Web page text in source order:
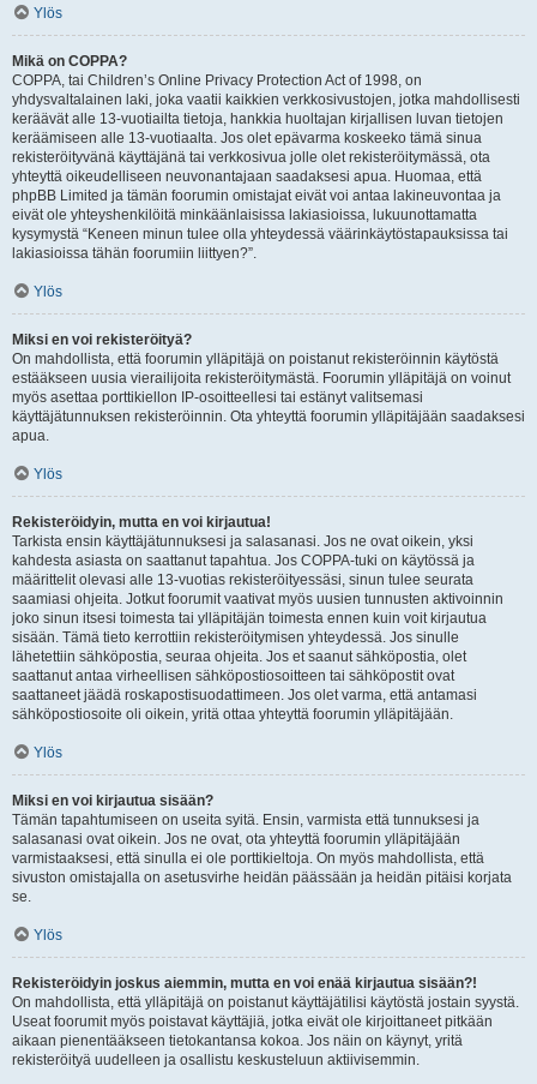
Ylös
Mikä on COPPA?
COPPA, tai Children’s Online Privacy Protection Act of 1998, on
yhdysvaltalainen laki, joka vaatii kaikkien verkkosivustojen, jotka mahdollisesti
keräävät alle 13-vuotiailta tietoja, hankkia huoltajan kirjallisen luvan tietojen
keräämiseen alle 13-vuotiaalta. Jos olet epävarma koskeeko tämä sinua
rekisteröityvänä käyttäjänä tai verkkosivua jolle olet rekisteröitymässä, ota
yhteyttä oikeudelliseen neuvonantajaan saadaksesi apua. Huomaa, että
phpBB Limited ja tämän foorumin omistajat eivät voi antaa lakineuvontaa ja
eivät ole yhteyshenkilöitä minkäänlaisissa lakiasioissa, lukuunottamatta
kysymystä “Keneen minun tulee olla yhteydessä väärinkäytöstapauksissa tai
lakiasioissa tähän foorumiin liittyen?”.
Ylös
Miksi en voi rekisteröityä?
On mahdollista, että foorumin ylläpitäjä on poistanut rekisteröinnin käytöstä
estääkseen uusia vierailijoita rekisteröitymästä. Foorumin ylläpitäjä on voinut
myös asettaa porttikiellon IP-osoitteellesi tai estänyt valitsemasi
käyttäjätunnuksen rekisteröinnin. Ota yhteyttä foorumin ylläpitäjään saadaksesi
apua.
Ylös
Rekisteröidyin, mutta en voi kirjautua!
Tarkista ensin käyttäjätunnuksesi ja salasanasi. Jos ne ovat oikein, yksi
kahdesta asiasta on saattanut tapahtua. Jos COPPA-tuki on käytössä ja
määrittelit olevasi alle 13-vuotias rekisteröityessäsi, sinun tulee seurata
saamiasi ohjeita. Jotkut foorumit vaativat myös uusien tunnusten aktivoinnin
joko sinun itsesi toimesta tai ylläpitäjän toimesta ennen kuin voit kirjautua
sisään. Tämä tieto kerrottiin rekisteröitymisen yhteydessä. Jos sinulle
lähetettiin sähköpostia, seuraa ohjeita. Jos et saanut sähköpostia, olet
saattanut antaa virheellisen sähköpostiosoitteen tai sähköpostit ovat
saattaneet jäädä roskapostisuodattimeen. Jos olet varma, että antamasi
sähköpostiosoite oli oikein, yritä ottaa yhteyttä foorumin ylläpitäjään.
Ylös
Miksi en voi kirjautua sisään?
Tämän tapahtumiseen on useita syitä. Ensin, varmista että tunnuksesi ja
salasanasi ovat oikein. Jos ne ovat, ota yhteyttä foorumin ylläpitäjään
varmistaaksesi, että sinulla ei ole porttikieltoja. On myös mahdollista, että
sivuston omistajalla on asetusvirhe heidän päässään ja heidän pitäisi korjata
se.
Ylös
Rekisteröidyin joskus aiemmin, mutta en voi enää kirjautua sisään?!
On mahdollista, että ylläpitäjä on poistanut käyttäjätilisi käytöstä jostain syystä.
Useat foorumit myös poistavat käyttäjiä, jotka eivät ole kirjoittaneet pitkään
aikaan pienentääkseen tietokantansa kokoa. Jos näin on käynyt, yritä
rekisteröityä uudelleen ja osallistu keskusteluun aktiivisemmin.